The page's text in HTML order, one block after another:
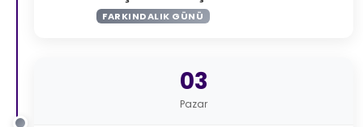
FARKINDALIK GÜNÜ
03
Pazar